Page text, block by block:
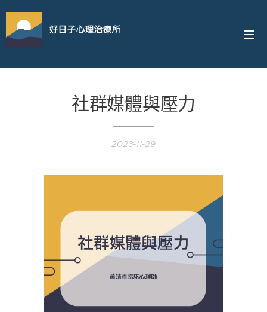
好日子心理治療所
社群媒體與壓力
2023-11-29